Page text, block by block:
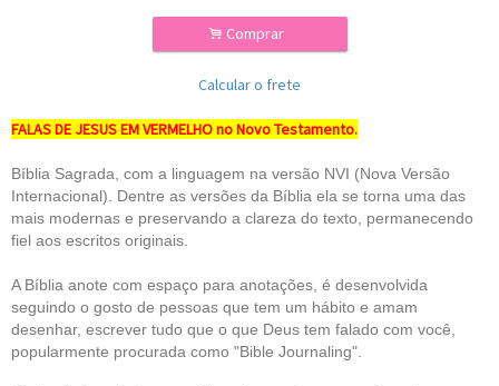
. Comprar
Calcular o frete
FALAS DE JESUS EM VERMELHO no Novo Testamento.
Bíblia Sagrada, com a linguagem na versão NVI (Nova Versão
Internacional). Dentre as versões da Bíblia ela se torna uma das
mais modernas e preservando a clareza do texto, permanecendo
fiel aos escritos originais.
A Bíblia anote com espaço para anotações, é desenvolvida
seguindo o gosto de pessoas que tem um hábito e amam
desenhar, escrever tudo que o que Deus tem falado com você,
popularmente procurada como "Bible Journaling".